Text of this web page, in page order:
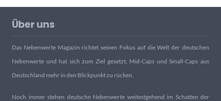
Über uns
Das Nebenwerte Magazin richtet seinen Fokus auf die Welt der deutschen
Nebenwerte und hat sich zum Ziel gesetzt, Mid-Caps und Small-Caps aus
Deutschland mehr in den Blickpunkt zu rücken.
Noch immer stehen deutsche Nebenwerte weitestgehend im Schatten der